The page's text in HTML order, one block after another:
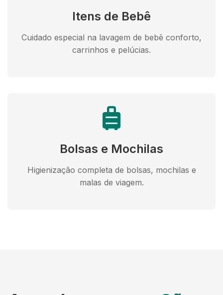
Itens de Bebê
Cuidado especial na lavagem de bebê conforto,
carrinhos e pelúcias.
Bolsas e Mochilas
Higienização completa de bolsas, mochilas e
malas de viagem.